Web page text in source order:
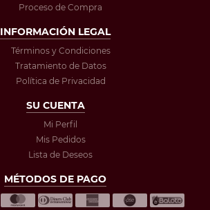
Proceso de Compra
INFORMACIÓN LEGAL
Términos y Condiciones
Tratamiento de Datos
Política de Privacidad
SU CUENTA
Mi Perfil
Mis Pedidos
Lista de Deseos
MÉTODOS DE PAGO